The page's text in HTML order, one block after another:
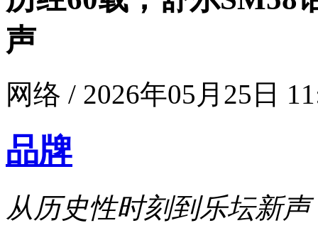
声
网络 / 2026年05月25日
品牌
从历史性时刻到乐坛新